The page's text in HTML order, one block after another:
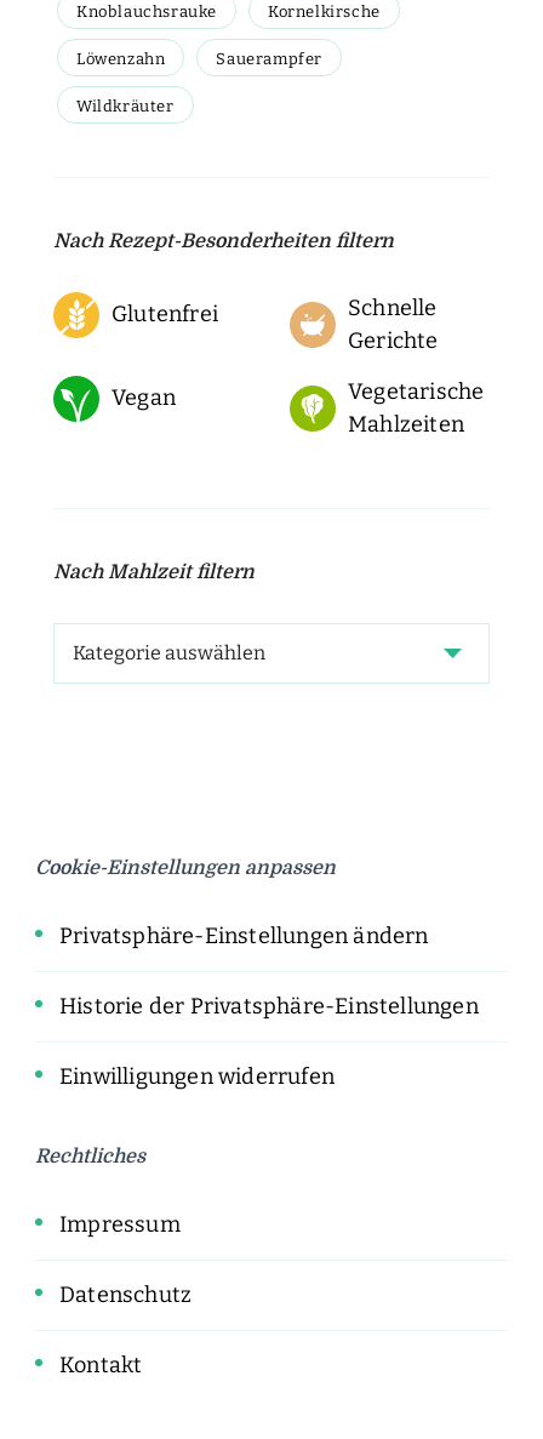
Knoblauchsrauke Kornelkirsche
Löwenzahn Sauerampfer
Wildkräuter
Nach Rezept-Besonderheiten filtern
Glutenfrei
Schnelle
Gerichte
Vegan
Vegetarische
Mahlzeiten
Nach Mahlzeit filtern
Cookie-Einstellungen anpassen
Privatsphäre-Einstellungen ändern
Historie der Privatsphäre-Einstellungen
Einwilligungen widerrufen
Rechtliches
Impressum
Datenschutz
Kontakt